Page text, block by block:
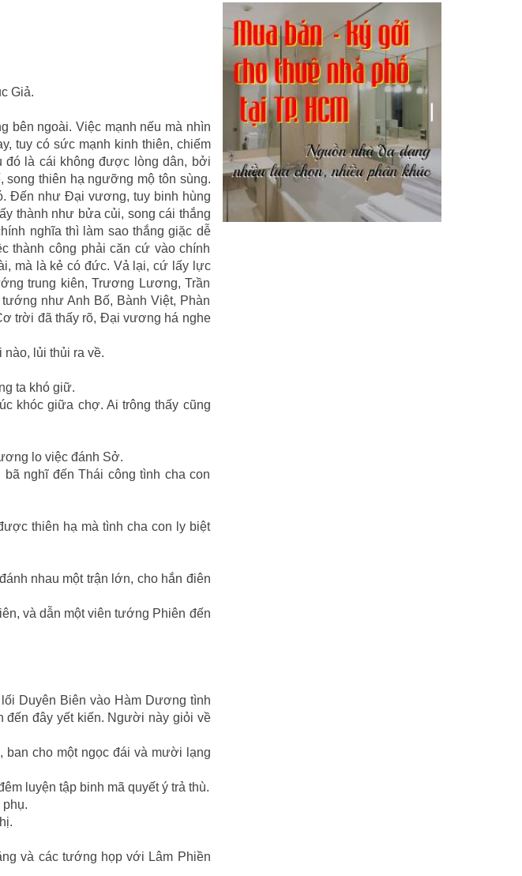
Giả.
bên ngoài. Việc mạnh nếu mà nhìn
tuy có sức mạnh kinh thiên, chiếm
đó là cái không được lòng dân, bởi
song thiên hạ ngưỡng mộ tôn sùng.
Ðến như Ðại vương, tuy binh hùng
thành như bửa củi, song cái thắng
nghĩa thì làm sao thắng giặc dễ
thành công phải căn cứ vào chính
mà là kẻ có đức. Vả lại, cứ lấy lực
trung kiên, Trương Lương, Trần
như Anh Bố, Bành Việt, Phàn
trời đã thấy rõ, Ðại vương há nghe
lủi thủi ra về.
ta khó giữ.
khóc giữa chợ. Ai trông thấy cũng
lo việc đánh Sở.
nghĩ đến Thái công tình cha con
thiên hạ mà tình cha con ly biệt
nhau một trận lớn, cho hắn điên
và dẫn một viên tướng Phiên đến
Duyên Biên vào Hàm Dương tình
đây yết kiến. Người này giỏi về
cho một ngọc đái và mười lạng
luyện tập binh mã quyết ý trả thù.
và các tướng họp với Lâm Phiền
Kinh tế(1)
Kỹ năng(18)
Liên Thành quyết(13)
LỘC ĐỈNH KÝ (52)
Nước ngoài(5)
Phi Hồ ngoại truyện